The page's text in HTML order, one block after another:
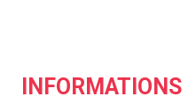
INFORMATIONS